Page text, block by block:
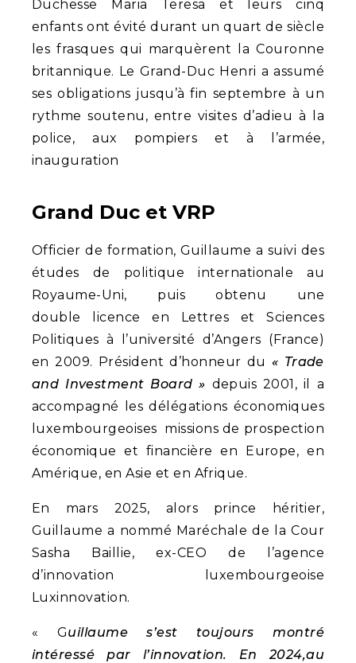
Duchesse Maria Teresa et leurs cinq
enfants ont évité durant un quart de siècle
les frasques qui marquèrent la Couronne
britannique. Le Grand-Duc Henri a assumé
ses obligations jusqu’à fin septembre à un
rythme soutenu, entre visites d’adieu à la
police, aux pompiers et à l’armée,
inauguration
Grand Duc et VRP
Officier de formation, Guillaume a suivi des
études de politique internationale au
Royaume-Uni, puis obtenu une
double licence en Lettres et Sciences
Politiques à l’université d’Angers (France)
en 2009. Président d’honneur du « Trade
and Investment Board » depuis 2001, il a
accompagné les délégations économiques
luxembourgeoises missions de prospection
économique et financière en Europe, en
Amérique, en Asie et en Afrique.
En mars 2025, alors prince héritier,
Guillaume a nommé Maréchale de la Cour
Sasha Baillie, ex-CEO de l’agence
d’innovation luxembourgeoise
Luxinnovation.
« Guillaume s’est toujours montré
intéressé par l’innovation. En 2024,au